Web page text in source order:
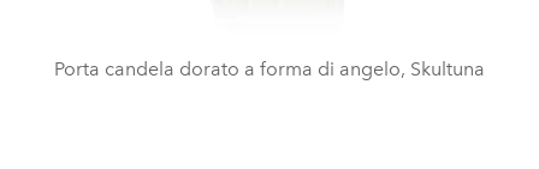
Porta candela dorato a forma di angelo, Skultuna